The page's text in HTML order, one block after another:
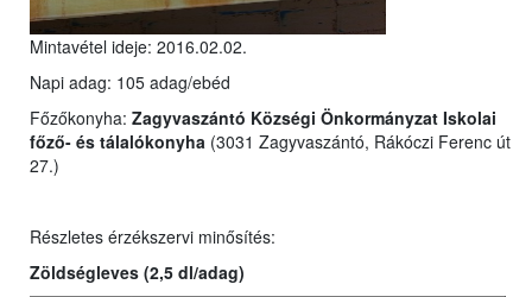
Mintavétel ideje: 2016.02.02.
Napi adag: 105 adag/ebéd
Főzőkonyha: Zagyvaszántó Községi Önkormányzat Iskolai
főző- és tálalókonyha (3031 Zagyvaszántó, Rákóczi Ferenc út
27.)
Részletes érzékszervi minősítés:
Zöldségleves (2,5 dl/adag)